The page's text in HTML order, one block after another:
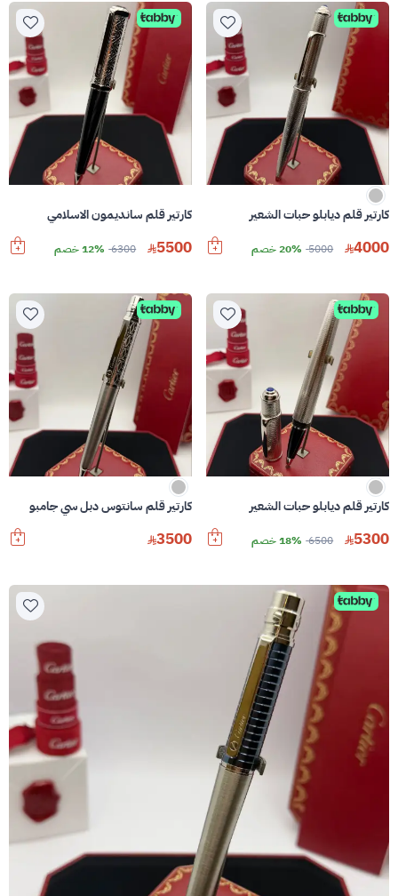
كارتير قلم ديابلو حبات الشعير
4000
5000 20% خصم
كارتير قلم سانديمون الاسلامي
5500
6300 12% خصم
كارتير قلم ديابلو حبات الشعير
5300
6500 18% خصم
كارتير قلم سانتوس دبل سي جامبو
3500